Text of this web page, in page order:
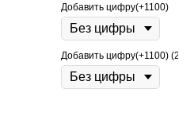
Добавить цифру(+1100)
Добавить цифру(+1100) (2)